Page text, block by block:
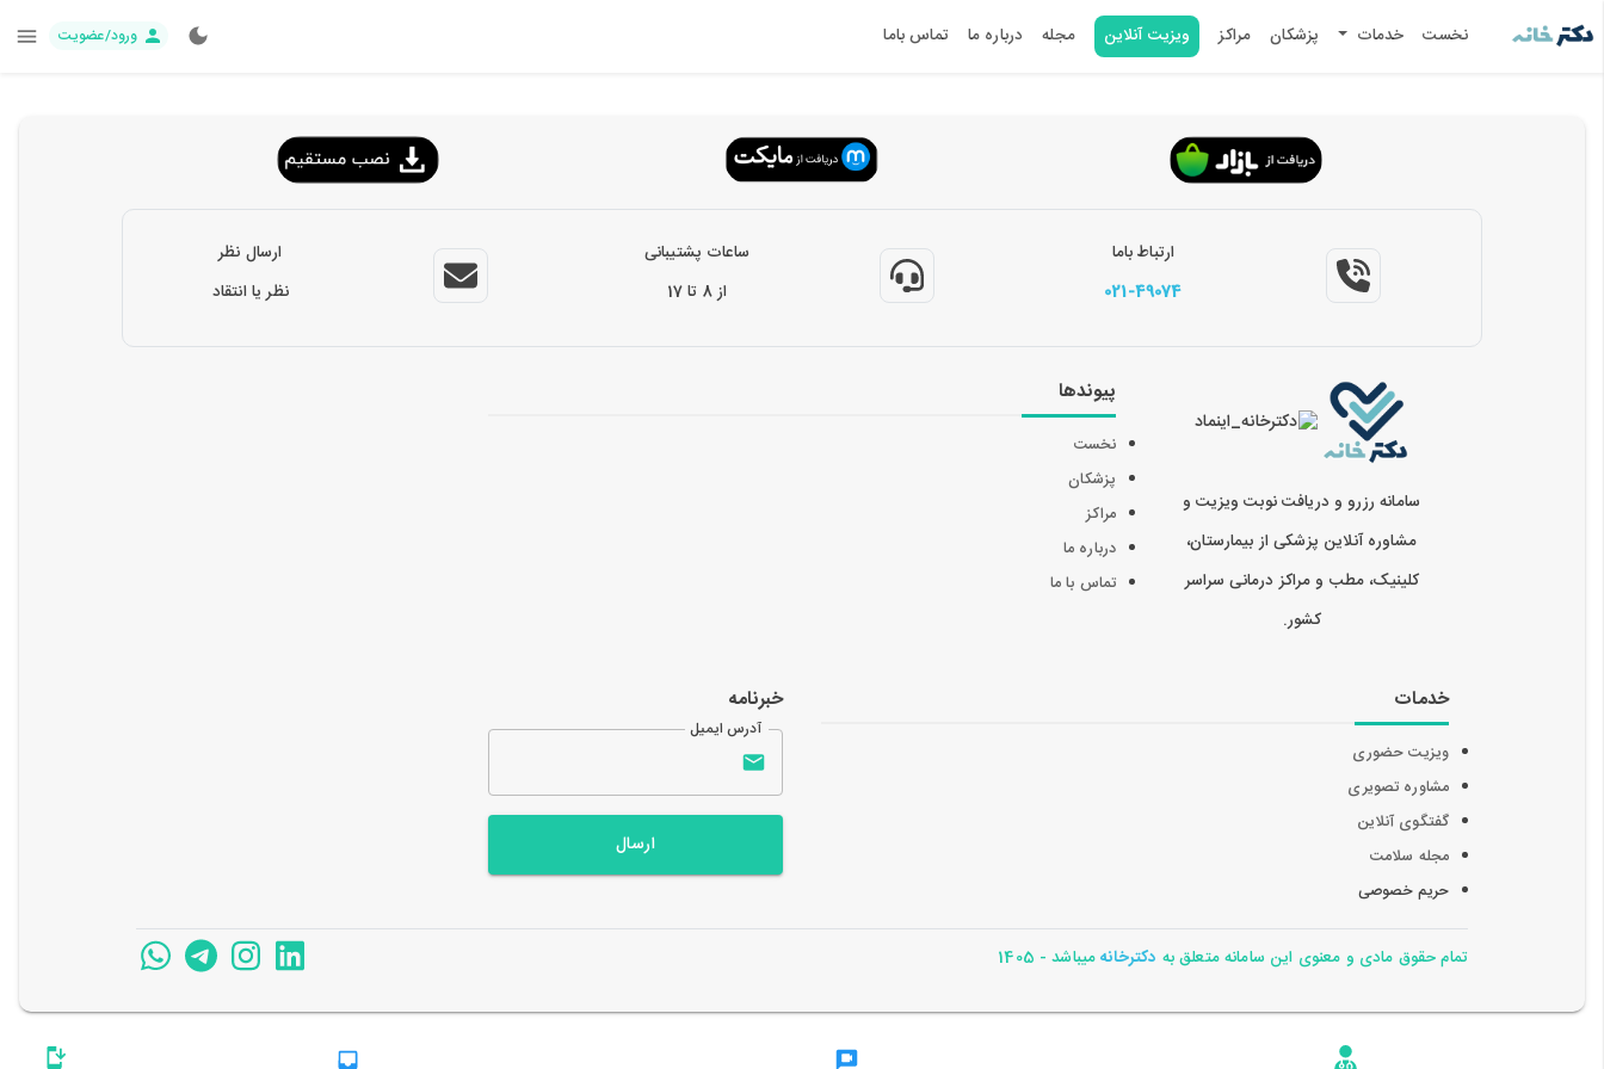
نخست خدمات پزشکان مراکز ویزیت آنلاین مجله درباره ما تماس باما ورود/عضویت
ارتباط باما
021-49074
ساعات پشتیبانی
از 8 تا 17
ارسال نظر
نظر یا انتقاد
سامانه رزرو و دریافت نوبت ویزیت و
مشاوره آنلاین پزشکی از بیمارستان،
کلینیک، مطب و مراکز درمانی سراسر
کشور.
پیوندها
نخست
پزشکان
مراکز
درباره ما
تماس با ما
خدمات
ویزیت حضوری
مشاوره تصویری
گفتگوی آنلاین
مجله سلامت
حریم خصوصی
خبرنامه
آدرس ایمیل
ارسال
تمام حقوق مادی و معنوی این سامانه متعلق به دکترخانهمیباشد - 1405